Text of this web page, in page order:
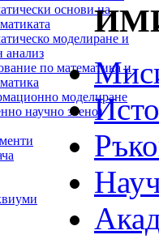
основи на
моделиране и
анализ
по математика и
моделиране
научно звено)